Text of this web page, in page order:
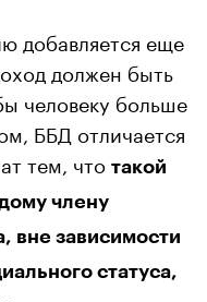
добавляется еще
должен быть
человеку больше
ББД отличается
тем, что такой
члену
вне зависимости
статуса,